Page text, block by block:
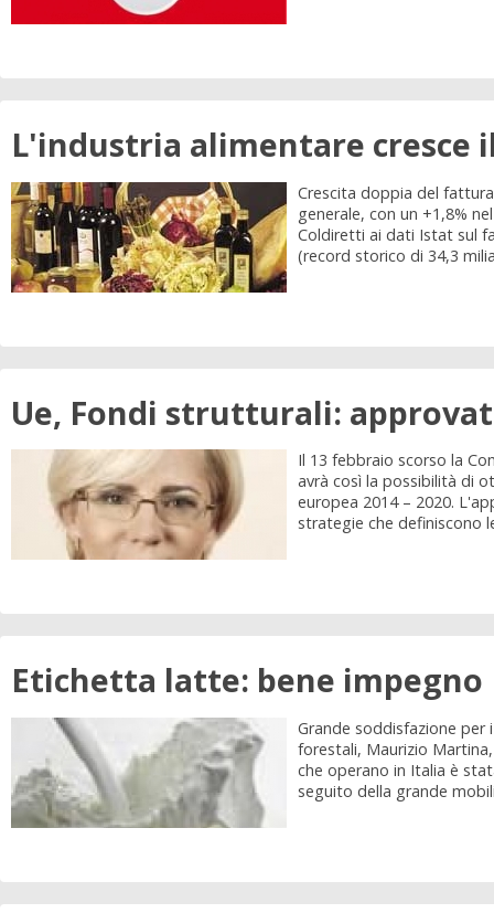
L'industria alimentare cresce
Crescita doppia del
generale, con un +1,8%
Coldiretti ai dati Istat sul
(record storico di 34,3
Ue, Fondi strutturali:
Il 13 febbraio scorso la
avrà così la possibilità di
europea 2014 – 2020.
strategie che definiscono
Etichetta latte: bene impegno
Grande soddisfazione
forestali, Maurizio
che operano in Italia è
seguito della grande